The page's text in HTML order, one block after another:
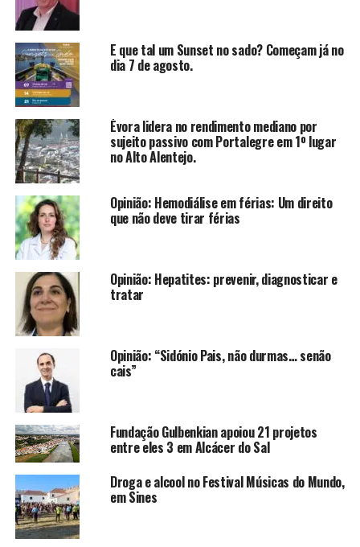
E que tal um Sunset no sado? Começam já no
dia 7 de agosto.
Évora lidera no rendimento mediano por
sujeito passivo com Portalegre em 1º lugar
no Alto Alentejo.
Opinião: Hemodiálise em férias: Um direito
que não deve tirar férias
Opinião: Hepatites: prevenir, diagnosticar e
tratar
Opinião: “Sidónio Pais, não durmas… senão
cais”
Fundação Gulbenkian apoiou 21 projetos
entre eles 3 em Alcácer do Sal
Droga e alcool no Festival Músicas do Mundo,
em Sines